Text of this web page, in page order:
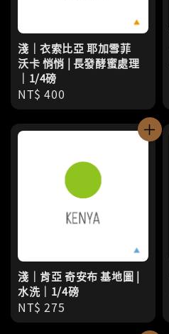
淺｜衣索比亞 耶加雪菲
沃卡 悄悄 | 長發酵蜜處理
｜1/4磅
Regular
price
NT$ 400
淺｜肯亞 奇安布 基地圖 |
水洗｜1/4磅
Regular
price
NT$ 275